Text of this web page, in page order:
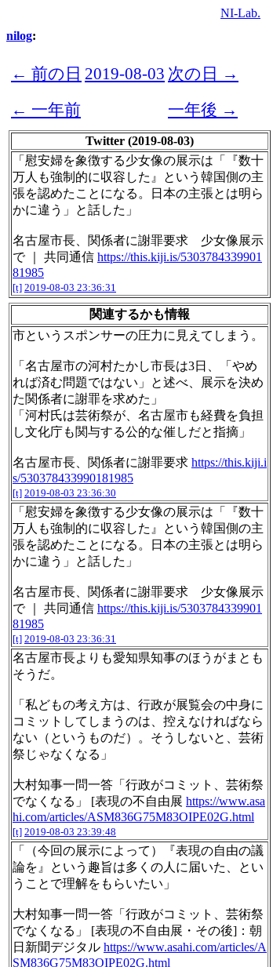
NI-Lab.
nilog:
← 前の日 2019-08-03 次の日 →
← 一年前
一年後 →
Twitter (2019-08-03)
「慰安婦を象徴する少女像の展示は「『数十
万人も強制的に収容した』という韓国側の主
張を認めたことになる。日本の主張とは明ら
かに違う」と話した」
名古屋市長、関係者に謝罪要求 少女像展示
で ｜ 共同通信 https://this.kiji.is/5303784339901
81985
[t] 2019-08-03 23:36:31
関連するかも情報
市というスポンサーの圧力に見えてしまう。
「名古屋市の河村たかし市長は3日、「やめ
れば済む問題ではない」と述べ、展示を決め
た関係者に謝罪を求めた」
「河村氏は芸術祭が、名古屋市も経費を負担
し文化庁も関与する公的な催しだと指摘」
名古屋市長、関係者に謝罪要求 https://this.kiji.i
s/530378433990181985
[t] 2019-08-03 23:36:30
「慰安婦を象徴する少女像の展示は「『数十
万人も強制的に収容した』という韓国側の主
張を認めたことになる。日本の主張とは明ら
かに違う」と話した」
名古屋市長、関係者に謝罪要求 少女像展示
で ｜ 共同通信 https://this.kiji.is/5303784339901
81985
[t] 2019-08-03 23:36:31
名古屋市長よりも愛知県知事のほうがまとも
そうだ。
「私どもの考え方は、行政が展覧会の中身に
コミットしてしまうのは、控えなければなら
ない（というものだ）。そうしないと、芸術
祭じゃなくなる」
大村知事一問一答「行政がコミット、芸術祭
でなくなる」 [表現の不自由展 https://www.asa
hi.com/articles/ASM836G75M83OIPE02G.html
[t] 2019-08-03 23:39:48
「（今回の展示によって）『表現の自由の議
論を』という趣旨は多くの人に届いた、とい
うことで理解をもらいたい」
大村知事一問一答「行政がコミット、芸術祭
でなくなる」 [表現の不自由展・その後]：朝
日新聞デジタル https://www.asahi.com/articles/A
SM836G75M83OIPE02G.html